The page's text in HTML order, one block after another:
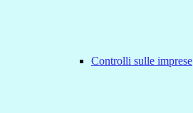
Controlli sulle imprese